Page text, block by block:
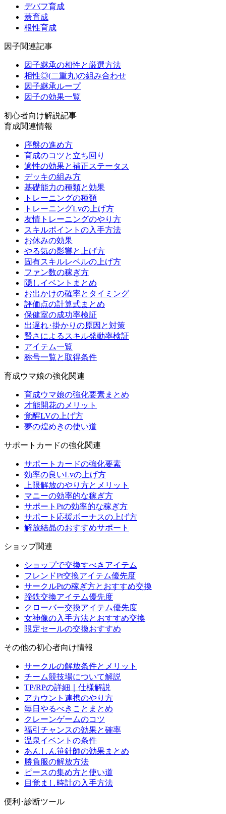
デバフ育成
蓋育成
根性育成
因子関連記事
因子継承の相性と厳選方法
相性◎(二重丸)の組み合わせ
因子継承ループ
因子の効果一覧
初心者向け解説記事
育成関連情報
序盤の進め方
育成のコツと立ち回り
適性の効果と補正ステータス
デッキの組み方
基礎能力の種類と効果
トレーニングの種類
トレーニングLvの上げ方
友情トレーニングのやり方
スキルポイントの入手方法
お休みの効果
やる気の影響と上げ方
固有スキルレベルの上げ方
ファン数の稼ぎ方
隠しイベントまとめ
お出かけの確率とタイミング
評価点の計算式まとめ
保健室の成功率検証
出遅れ･掛かりの原因と対策
賢さによるスキル発動率検証
アイテム一覧
称号一覧と取得条件
育成ウマ娘の強化関連
育成ウマ娘の強化要素まとめ
才能開花のメリット
覚醒LVの上げ方
夢の煌めきの使い道
サポートカードの強化関連
サポートカードの強化要素
効率の良いLvの上げ方
上限解放のやり方とメリット
マニーの効率的な稼ぎ方
サポートPtの効率的な稼ぎ方
サポート応援ボーナスの上げ方
解放結晶のおすすめサポート
ショップ関連
ショップで交換すべきアイテム
フレンドPt交換アイテム優先度
サークルPtの稼ぎ方とおすすめ交換
蹄鉄交換アイテム優先度
クローバー交換アイテム優先度
女神像の入手方法とおすすめ交換
限定セールの交換おすすめ
その他の初心者向け情報
サークルの解放条件とメリット
チーム競技場について解説
TP/RPの詳細｜仕様解説
アカウント連携のやり方
毎日やるべきことまとめ
クレーンゲームのコツ
福引チャンスの効果と確率
温泉イベントの条件
あんしん笹針師の効果まとめ
勝負服の解放方法
ピースの集め方と使い道
目覚まし時計の入手方法
便利･診断ツール